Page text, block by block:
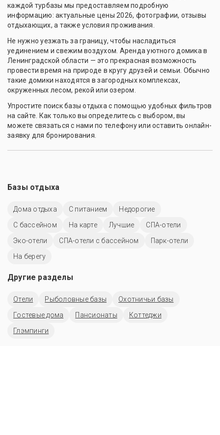
каждой турбазы мы предоставляем подробную
информацию: актуальные цены 2026, фотографии, отзывы
отдыхающих, а также условия проживания.
Не нужно уезжать за границу, чтобы насладиться
уединением и свежим воздухом. Аренда уютного домика в
Ленинградской области — это прекрасная возможность
провести время на природе в кругу друзей и семьи. Обычно
такие домики находятся в загородных комплексах,
окруженных лесом, рекой или озером.
Упростите поиск базы отдыха с помощью удобных фильтров
на сайте. Как только вы определитесь с выбором, вы
можете связаться с нами по телефону или оставить онлайн-
заявку для бронирования.
Базы отдыха
Дома отдыха С питанием
Недорогие
С бассейном
На карте Лучшие
СПА-отели
Эко-отели
СПА-отели с бассейном
Парк-отели
На берегу
Другие разделы
Отели Рыболовные базы
Охотничьи базы
Гостевые дома
Пансионаты
Коттеджи
Глэмпинги